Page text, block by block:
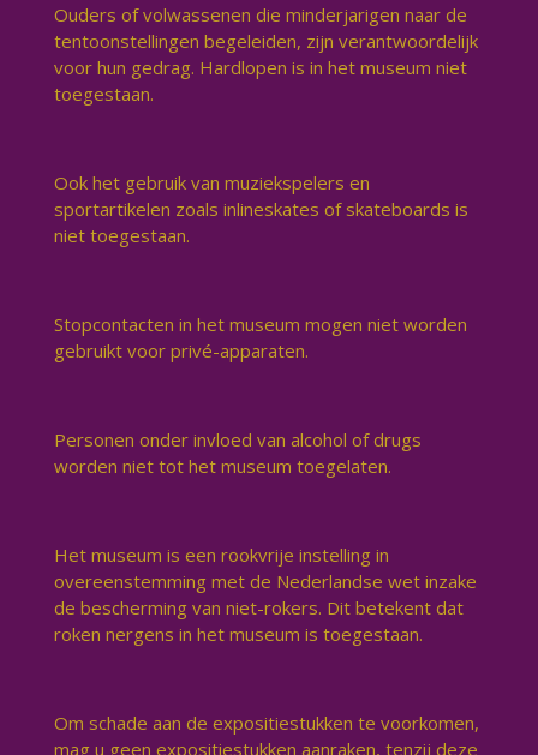
Ouders of volwassenen die minderjarigen naar de
tentoonstellingen begeleiden, zijn verantwoordelijk
voor hun gedrag. Hardlopen is in het museum niet
toegestaan.
Ook het gebruik van muziekspelers en
sportartikelen zoals inlineskates of skateboards is
niet toegestaan.
Stopcontacten in het museum mogen niet worden
gebruikt voor privé-apparaten.
Personen onder invloed van alcohol of drugs
worden niet tot het museum toegelaten.
Het museum is een rookvrije instelling in
overeenstemming met de Nederlandse wet inzake
de bescherming van niet-rokers. Dit betekent dat
roken nergens in het museum is toegestaan.
Om schade aan de expositiestukken te voorkomen,
mag u geen expositiestukken aanraken, tenzij deze